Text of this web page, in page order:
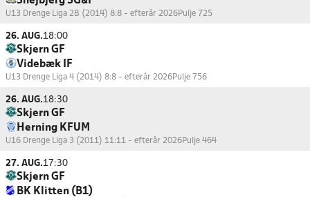
U13 Drenge Liga 2B (2014) 8:8 - efterår 2026Pulje 725
26. AUG.18:00
Skjern GF
Videbæk IF
U13 Drenge Liga 4 (2014) 8:8 - efterår 2026Pulje 756
26. AUG.18:30
Skjern GF
Herning KFUM
U16 Drenge Liga 3 (2011) 11:11 - efterår 2026Pulje 464
27. AUG.17:30
Skjern GF
BK Klitten (B1)